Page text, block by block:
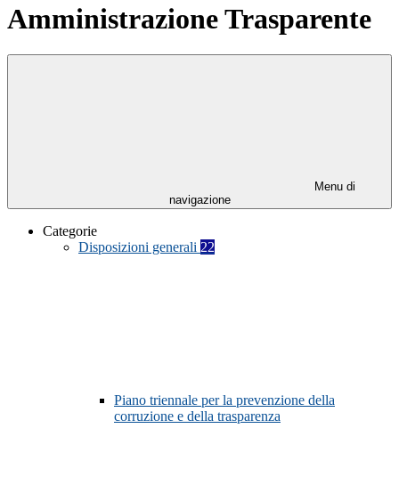
Amministrazione Trasparente
Menu di
navigazione
Categorie
Disposizioni generali 22
Piano triennale per la prevenzione della
corruzione e della trasparenza